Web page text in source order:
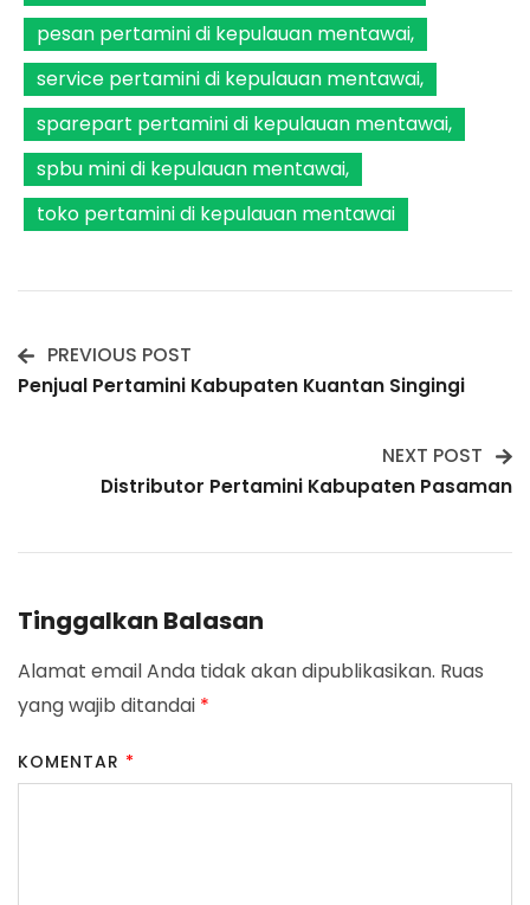
pesan pertamini di kepulauan mentawai
service pertamini di kepulauan mentawai
sparepart pertamini di kepulauan mentawai
spbu mini di kepulauan mentawai
toko pertamini di kepulauan mentawai
Post
PREVIOUS POST
Penjual Pertamini Kabupaten Kuantan Singingi
NEXT POST
Distributor Pertamini Kabupaten Pasaman
Tinggalkan Balasan
Alamat email Anda tidak akan dipublikasikan. Ruas
yang wajib ditandai *
KOMENTAR *